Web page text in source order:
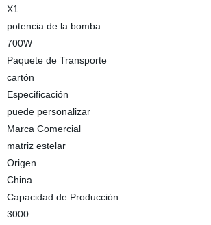
X1
potencia de la bomba
700W
Paquete de Transporte
cartón
Especificación
puede personalizar
Marca Comercial
matriz estelar
Origen
China
Capacidad de Producción
3000